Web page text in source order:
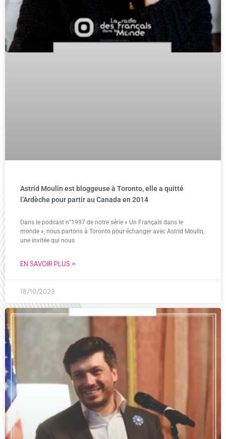
Astrid Moulin est bloggeuse à Toronto, elle a quitté
l’Ardèche pour partir au Canada en 2014
Dans le podcast n°1997 de notre série « Un Français dans le
monde », nous partons à Toronto pour échanger avec Astrid Moulin,
une invitée qui nous
EN SAVOIR PLUS »
18/10/2023